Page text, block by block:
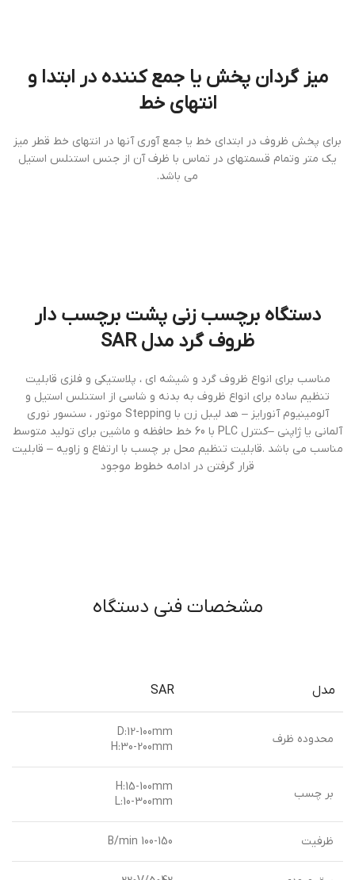
ميز گردان پخش يا جمع كننده در ابتدا و
انتهای خط
براي پخش ظروف در ابتداي خط يا جمع آوري آنها در انتهاي خط قطر ميز
يك متر وتمام قسمتهاي در تماس با ظرف آن از جنس استنلس استيل
مي باشد.
دستگاه برچسب زنی پشت برچسب دار
ظروف گرد مدل SAR
مناسب برای انواع ظروف گرد و شيشه ای ، پلاستيکی و فلزی قابليت
تنظيم ساده برای انواع ظروف به بدنه و شاسی از استنلس استيل و
آلومينیوم آنورايز – هد ليبل زن با Stepping موتور ، سنسور نوری
آلمانی يا ژاپنی –کنترل PLC با 60 خط حافظه و ماشين برای توليد متوسط
مناسب می باشد .قابليت تنظيم محل بر چسب با ارتفاع و زاويه – قابليت
قرار گرفتن در ادامه خطوط موجود
مشخصات فنی دستگاه
مدل SAR
محدوده ظرف
D:12-100mm
H:30-200mm
بر چسب
H:15-100mm
L:10-300mm
ظرفيت 100-150 B/min